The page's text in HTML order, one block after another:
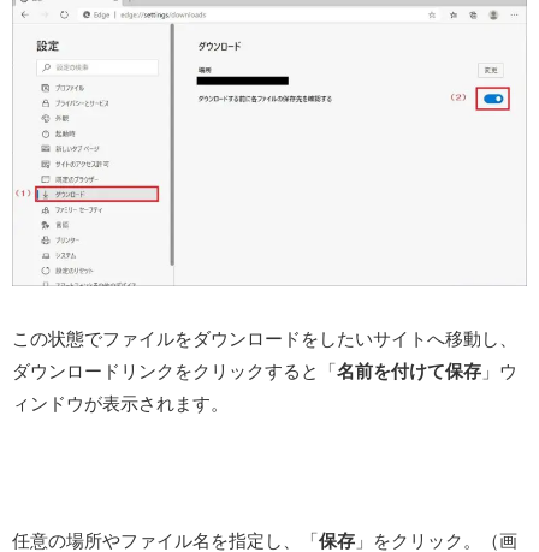
この状態でファイルをダウンロードをしたいサイトへ移動し、
ダウンロードリンクをクリックすると「名前を付けて保存 」ウ
ィンドウが表示されます。
任意の場所やファイル名を指定し、「保存 」をクリック。（画